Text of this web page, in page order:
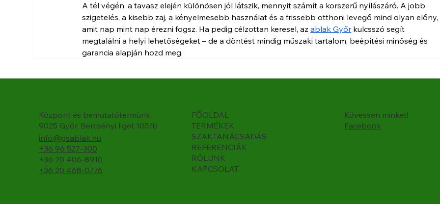
A tél végén, a tavasz elején különösen jól látszik, mennyit számít a korszerű nyílászáró. A jobb
szigetelés, a kisebb zaj, a kényelmesebb használat és a frissebb otthoni levegő mind olyan előny,
amit nap mint nap érezni fogsz. Ha pedig célzottan keresel, az ablak Győr kulcsszó segít
megtalálni a helyi lehetőségeket – de a döntést mindig műszaki tartalom, beépítési minőség és
garancia alapján hozd meg.
Központ és bemutatótermünk
9025 Győr, Bercsényi liget 105/b
info@gsablak.hu
+36 96 527-300
+36 20 406-8910
+36 20 468-0776
FŐOLDAL
TERMÉKEK
SZAKTANÁCSADÁS
REFERENCIÁK
RÓLUNK
KAPCSOLAT
Kövessen minket!
Facebook